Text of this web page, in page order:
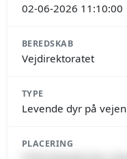
02-06-2026 11:10:00
BEREDSKAB
Vejdirektoratet
TYPE
Levende dyr på vejen
PLACERING